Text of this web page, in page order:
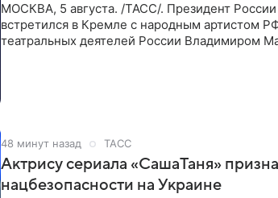
МОСКВА, 5 августа. /ТАСС/. Президент
встретился в Кремле с народным артистом
театральных деятелей России Владимиром
48 минут назад ТАСС
Актрису сериала «СашаТаня»
нацбезопасности на Украине